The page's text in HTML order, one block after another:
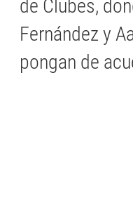
de Clubes,
Fernández y
pongan de